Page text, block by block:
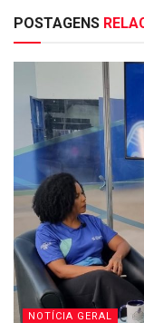
POSTAGENS
NOTÍCIA GERAL